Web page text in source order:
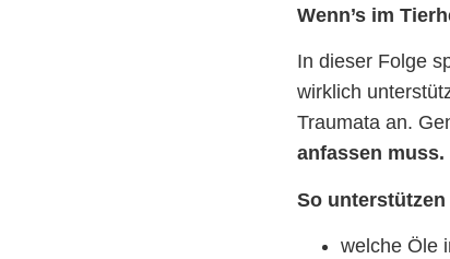
Wenn’s im
In dieser Folge
wirklich
Traumata an.
anfassen muss.
So
welche Öle